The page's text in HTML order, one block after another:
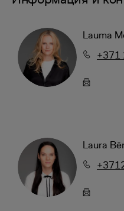
Lauma
+371
Laura